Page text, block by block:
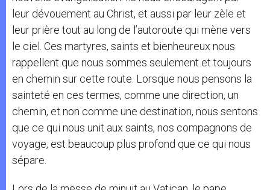
leur dévouement au Christ, et aussi par leur zèle et
leur prière tout au long de l’autoroute qui mène vers
le ciel. Ces martyres, saints et bienheureux nous
rappellent que nous sommes seulement et toujours
en chemin sur cette route. Lorsque nous pensons la
sainteté en ces termes, comme une direction, un
chemin, et non comme une destination, nous sentons
que ce qui nous unit aux saints, nos compagnons de
voyage, est beaucoup plus profond que ce qui nous
sépare.